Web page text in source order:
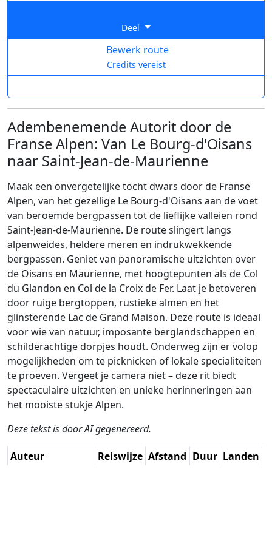
Deel
Bewerk route
Credits vereist
Adembenemende Autorit door de
Franse Alpen: Van Le Bourg-d'Oisans
naar Saint-Jean-de-Maurienne
Maak een onvergetelijke tocht dwars door de Franse
Alpen, van het gezellige Le Bourg-d'Oisans aan de voet
van beroemde bergpassen tot de lieflijke valleien rond
Saint-Jean-de-Maurienne. De route slingert langs
alpenweides, heldere meren en indrukwekkende
bergpassen. Geniet van panoramische uitzichten over
de Oisans en Maurienne, met hoogtepunten als de Col
du Glandon en Col de la Croix de Fer. Laat je betoveren
door ruige bergtoppen, rustieke almen en het
glinsterende Lac de Grand Maison. Deze route is ideaal
voor wie van natuur, imposante berglandschappen en
schilderachtige dorpjes houdt. Onderweg zijn er volop
mogelijkheden om te picknicken of lokale specialiteiten
te proeven. Vergeet je camera niet – deze rit biedt
spectaculaire uitzichten en unieke herinneringen aan
het mooiste stukje Alpen.
Deze tekst is door AI gegenereerd.
Auteur Reiswijze Afstand Duur Landen